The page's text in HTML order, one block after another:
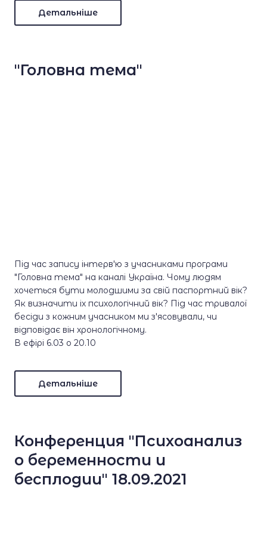
Детальніше
"Головна тема"
Під час запису інтерв'ю з учасниками програми
"Головна тема" на каналі Україна. Чому людям
хочеться бути молодшими за свій паспортний вік?
Як визначити іх психологічний вік? Під час тривалої
бесіди з кожним учасником ми з'ясовували, чи
відповідає він хронологічному.
В ефірі 6.03 о 20.10
Детальніше
Конференция "Психоанализ
о беременности и
бесплодии" 18.09.2021